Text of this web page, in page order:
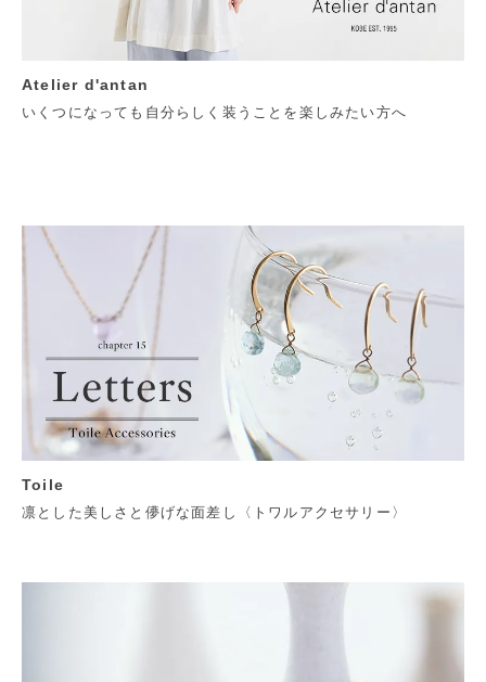
Atelier d'antan
いくつになっても自分らしく装うことを楽しみたい方へ
Toile
凛とした美しさと儚げな面差し〈トワルアクセサリー〉